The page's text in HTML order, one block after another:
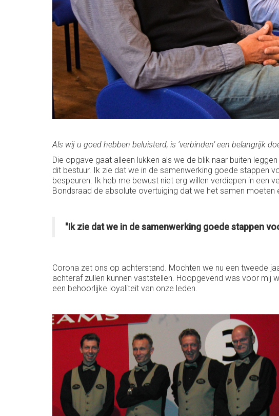
Als wij u goed hebben beluisterd, is ‘verbinden’ een belangrijk
Die opgave gaat alleen lukken als we de blik naar buiten
dit bestuur. Ik zie dat we in de samenwerking goede stappen
bespeuren. Ik heb me bewust niet erg willen verdiepen in een
Bondsraad de absolute overtuiging dat we het samen moeten
"Ik zie dat we in de samenwerking goede stappen
Corona zet ons op achterstand. Mochten we nu een tweede
achteraf zullen kunnen vaststellen. Hoopgevend was voor mij
een behoorlijke loyaliteit van onze leden.